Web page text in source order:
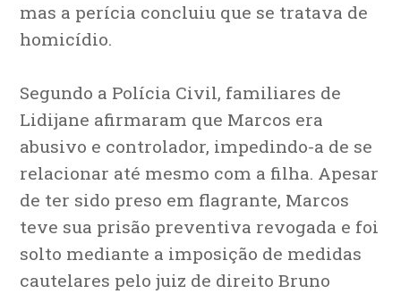
mas a perícia concluiu que se tratava de
homicídio.
Segundo a Polícia Civil, familiares de
Lidijane afirmaram que Marcos era
abusivo e controlador, impedindo-a de se
relacionar até mesmo com a filha. Apesar
de ter sido preso em flagrante, Marcos
teve sua prisão preventiva revogada e foi
solto mediante a imposição de medidas
cautelares pelo juiz de direito Bruno